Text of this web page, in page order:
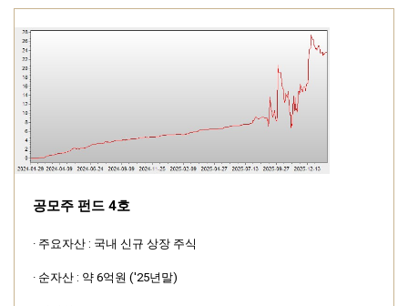
공모주 펀드 4호
· 주요자산 : 국내 신규 상장 주식
· 순자산 : 약 6억원 ('25년말)